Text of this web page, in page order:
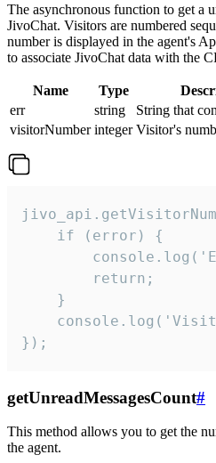
The asynchronous function to get a
JivoChat. Visitors are numbered
number is displayed in the agent's
to associate JivoChat data with the
Name Type
err
string
String that
visitorNumber integer Visitor's
    if (error) {
        return;
    }
});
getUnreadMessagesCount#
This method allows you to get the
the agent.